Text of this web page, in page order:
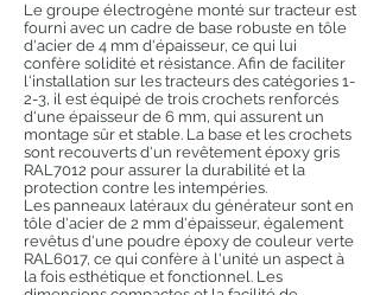
Le groupe électrogène monté sur tracteur est
fourni avec un cadre de base robuste en tôle
d'acier de 4 mm d'épaisseur, ce qui lui
confère solidité et résistance. Afin de faciliter
l'installation sur les tracteurs des catégories 1-
2-3, il est équipé de trois crochets renforcés
d'une épaisseur de 6 mm, qui assurent un
montage sûr et stable. La base et les crochets
sont recouverts d'un revêtement époxy gris
RAL7012 pour assurer la durabilité et la
protection contre les intempéries.
Les panneaux latéraux du générateur sont en
tôle d'acier de 2 mm d'épaisseur, également
revêtus d'une poudre époxy de couleur verte
RAL6017, ce qui confère à l'unité un aspect à
la fois esthétique et fonctionnel. Les